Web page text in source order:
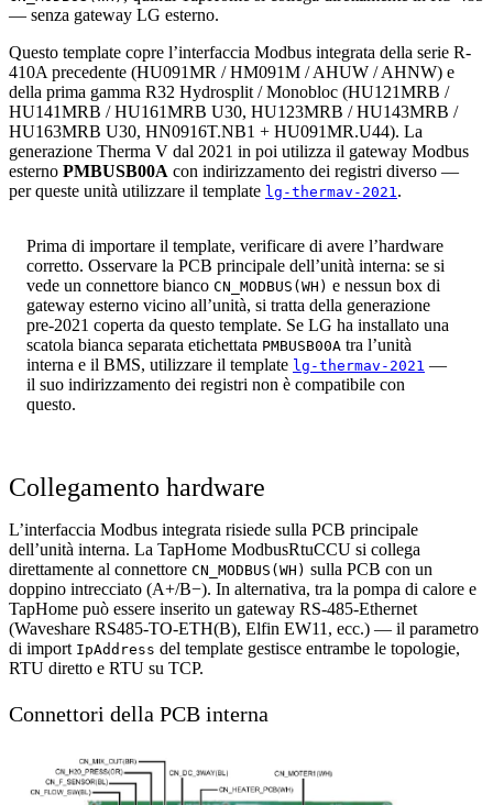
— senza gateway LG esterno.
Questo template copre l’interfaccia Modbus integrata della serie R-
410A precedente (HU091MR / HM091M / AHUW / AHNW) e
della prima gamma R32 Hydrosplit / Monobloc (HU121MRB /
HU141MRB / HU161MRB U30, HU123MRB / HU143MRB /
HU163MRB U30, HN0916T.NB1 + HU091MR.U44). La
generazione Therma V dal 2021 in poi utilizza il gateway Modbus
esterno PMBUSB00A con indirizzamento dei registri diverso —
per queste unità utilizzare il template lg-thermav-2021.
Prima di importare il template, verificare di avere l’hardware
corretto. Osservare la PCB principale dell’unità interna: se si
vede un connettore bianco CN_MODBUS(WH) e nessun box di
gateway esterno vicino all’unità, si tratta della generazione
pre-2021 coperta da questo template. Se LG ha installato una
scatola bianca separata etichettata PMBUSB00A tra l’unità
interna e il BMS, utilizzare il template lg-thermav-2021 —
il suo indirizzamento dei registri non è compatibile con
questo.
Collegamento hardware
L’interfaccia Modbus integrata risiede sulla PCB principale
dell’unità interna. La TapHome ModbusRtuCCU si collega
direttamente al connettore CN_MODBUS(WH) sulla PCB con un
doppino intrecciato (A+/B−). In alternativa, tra la pompa di calore e
TapHome può essere inserito un gateway RS-485-Ethernet
(Waveshare RS485-TO-ETH(B), Elfin EW11, ecc.) — il parametro
di import IpAddress del template gestisce entrambe le topologie,
RTU diretto e RTU su TCP.
Connettori della PCB interna